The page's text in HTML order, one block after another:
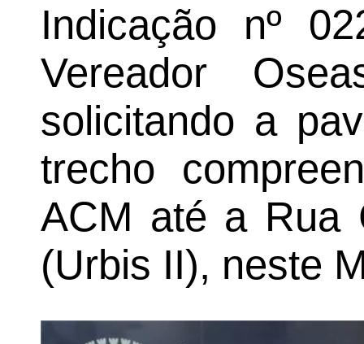
Indicação nº
Vereador
solicitando a
trecho
ACM até a Rua
(Urbis II), neste